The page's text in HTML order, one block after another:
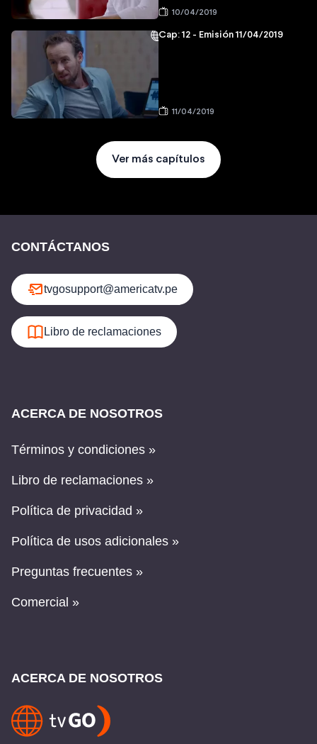
10/04/2019
Cap: 12 - Emisión 11/04/2019
11/04/2019
Ver más capítulos
CONTÁCTANOS
tvgosupport@americatv.pe
Libro de reclamaciones
ACERCA DE NOSOTROS
Términos y condiciones »
Libro de reclamaciones »
Política de privacidad »
Política de usos adicionales »
Preguntas frecuentes »
Comercial »
ACERCA DE NOSOTROS